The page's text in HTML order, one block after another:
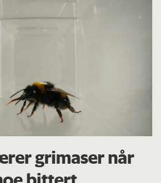
grimaser når